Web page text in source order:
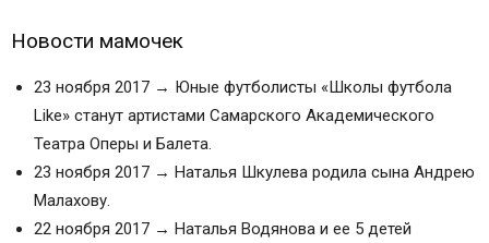
Новости мамочек
23 ноября 2017 → Юные футболисты «Школы футбола
Like» станут артистами Самарского Академического
Театра Оперы и Балета.
23 ноября 2017 → Наталья Шкулева родила сына Андрею
Малахову.
22 ноября 2017 → Наталья Водянова и ее 5 детей